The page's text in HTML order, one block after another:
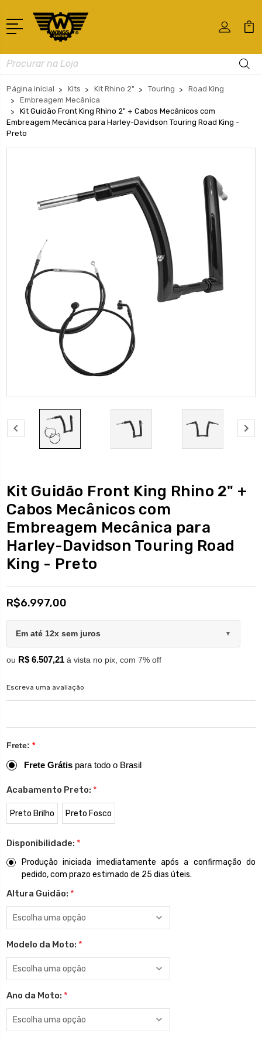
Busca
Página inicial Kits Kit Rhino 2" Touring
Road King
Embreagem Mecânica
Kit Guidão Front King Rhino 2" + Cabos Mecânicos com
Embreagem Mecânica para Harley-Davidson Touring Road King -
Preto
Kit Guidão Front King Rhino 2" +
Cabos Mecânicos com
Embreagem Mecânica para
Harley-Davidson Touring Road
King - Preto
R$6.997,00
Em até 12x sem juros ▼
ou R$ 6.507,21 à vista no pix, com 7% off
Escreva uma avaliação
Frete: *
Frete Grátis para todo o Brasil
Acabamento Preto: *
Preto Brilho Preto Fosco
Disponibilidade: *
Produção iniciada imediatamente após a confirmação do
pedido, com prazo estimado de 25 dias úteis.
Altura Guidão: *
Modelo da Moto: *
Ano da Moto: *